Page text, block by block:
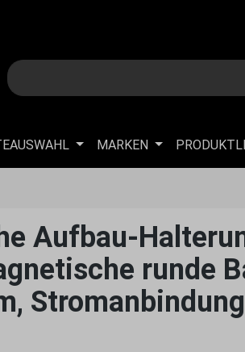
MARKEN
Aufbau-
runde
Stromanbindung